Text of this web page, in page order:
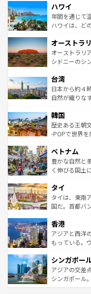
ば市内交通費無
着のスイス情
のような巨大
ンメントが詰
西部には大自
部のニューオ
文化が魅力。
しみながら、
ならではの贅沢な旅の
情報はコンテ
ハワイ
年間を通じて
ハワイは、ど
ワイ島は見逃
島だが、静か
おすすめ。エ
れるおもてな
人々、おいし
ク、伝統的な
ワイを、存分に味わって
はコンテンツ
オーストラ
オーストラリ
シドニーのシ
リアリーフや
ク）、タスマ
ど、見どころ
いる。アクテ
ビング、ハイ
い。オースト
参照してほしい
台湾
日本から約４
自然が織りな
ン）、静ひつ
と山間の静け
驚きをもたら
容にもいいと
照してほしい。
韓国
歴史ある王朝
-POPで世界
き、地方に足
できる。そし
まで、さまざ
リティに包ま
覧を参照して
ベトナム
豊かな自然と
く伸びる国土
急速な発展と
ーチミン市の
醸し出してい
とつ。フォー
ひ現地で味わ
が旅行者を迎
参照してほしい
タイ
タイは、東南
国だ。首都バ
の活気が交差
帯で自然と触
いビーチでリ
激する。気候
が待っている
た文化、そし
香港
アジアと西洋
もっている。
み、どこを訪
ており、効率
うな絶景から
シンガポー
アジアの交差
シンガポール